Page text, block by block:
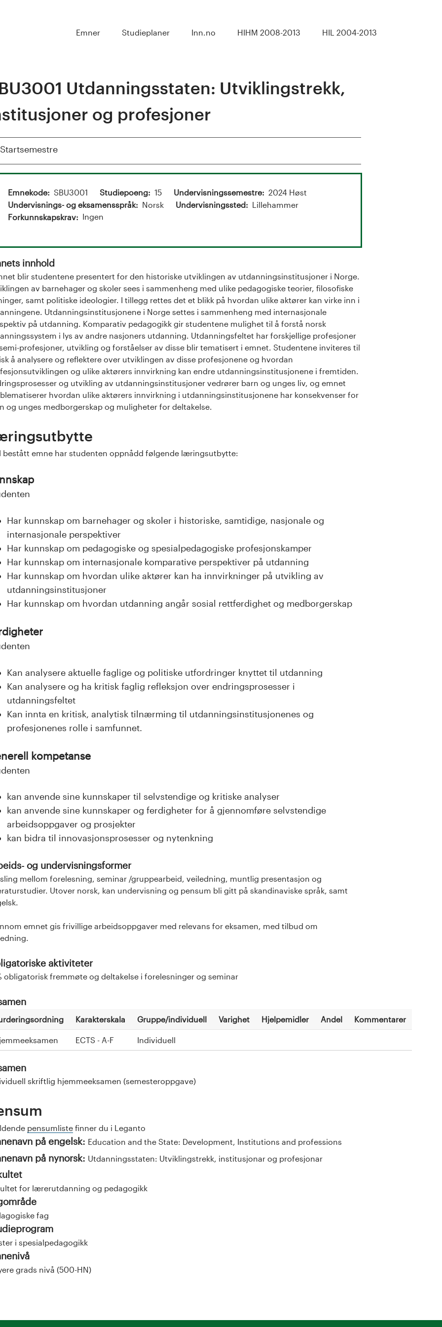
Emner Studieplaner Inn.no HIHM 2008-2013 HIL 2004-2013
Utdanningsstaten: Utviklingstrekk,
og profesjoner
Vis
Startsemestre
Emnekode SBU3001 Studiepoeng 15 Undervisningssemestre
2024 Høst
Undervisnings- og eksamensspråk
Norsk Undervisningssted
Lillehammer
Forkunnskapskrav
Ingen
innhold
blir studentene presentert for den historiske utviklingen av utdanningsinstitusjoner i Norge.
av barnehager og skoler sees i sammenheng med ulike pedagogiske teorier, filosofiske
samt politiske ideologier. I tillegg rettes det et blikk på hvordan ulike aktører kan virke inn i
Utdanningsinstitusjonene i Norge settes i sammenheng med internasjonale
på utdanning. Komparativ pedagogikk gir studentene mulighet til å forstå norsk
i lys av andre nasjoners utdanning. Utdanningsfeltet har forskjellige profesjoner
profesjoner, utvikling og forståelser av disse blir tematisert i emnet. Studentene inviteres til
å analysere og reflektere over utviklingen av disse profesjonene og hvordan
og ulike aktørers innvirkning kan endre utdanningsinstitusjonene i fremtiden.
og utvikling av utdanningsinstitusjoner vedrører barn og unges liv, og emnet
hvordan ulike aktørers innvirkning i utdanningsinstitusjonene har konsekvenser for
og unges medborgerskap og muligheter for deltakelse.
bestått emne har studenten oppnådd følgende læringsutbytte:
Har kunnskap om barnehager og skoler i historiske, samtidige, nasjonale og
internasjonale perspektiver
Har kunnskap om pedagogiske og spesialpedagogiske profesjonskamper
Har kunnskap om internasjonale komparative perspektiver på utdanning
Har kunnskap om hvordan ulike aktører kan ha innvirkninger på utvikling av
utdanningsinstitusjoner
Har kunnskap om hvordan utdanning angår sosial rettferdighet og medborgerskap
Kan analysere aktuelle faglige og politiske utfordringer knyttet til utdanning
Kan analysere og ha kritisk faglig refleksjon over endringsprosesser i
utdanningsfeltet
Kan innta en kritisk, analytisk tilnærming til utdanningsinstitusjonenes og
profesjonenes rolle i samfunnet.
kompetanse
kan anvende sine kunnskaper til selvstendige og kritiske analyser
kan anvende sine kunnskaper og ferdigheter for å gjennomføre selvstendige
arbeidsoppgaver og prosjekter
kan bidra til innovasjonsprosesser og nytenkning
og undervisningsformer
mellom forelesning, seminar /gruppearbeid, veiledning, muntlig presentasjon og
Utover norsk, kan undervisning og pensum bli gitt på skandinaviske språk, samt
emnet gis frivillige arbeidsoppgaver med relevans for eksamen, med tilbud om
aktiviteter
obligatorisk fremmøte og deltakelse i forelesninger og seminar
Karakterskala Gruppe/individuell Varighet Hjelpemidler Andel Kommentarer
ECTS - A-F Individuell
skriftlig hjemmeeksamen (semesteroppgave)
pensumliste finner du i Leganto
på engelsk: Education and the State: Development, Institutions and professions
på nynorsk: Utdanningsstaten: Utviklingstrekk, institusjonar og profesjonar
for lærerutdanning og pedagogikk
fag
i spesialpedagogikk
grads nivå (500-HN)